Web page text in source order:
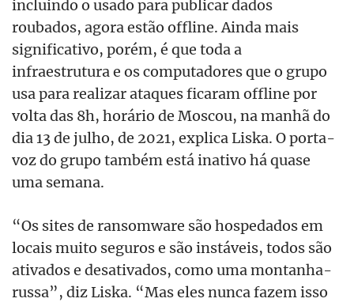
incluindo o usado para publicar dados
roubados, agora estão offline. Ainda mais
significativo, porém, é que toda a
infraestrutura e os computadores que o grupo
usa para realizar ataques ficaram offline por
volta das 8h, horário de Moscou, na manhã do
dia 13 de julho, de 2021, explica Liska. O porta-
voz do grupo também está inativo há quase
uma semana.
“Os sites de ransomware são hospedados em
locais muito seguros e são instáveis, todos são
ativados e desativados, como uma montanha-
russa”, diz Liska. “Mas eles nunca fazem isso